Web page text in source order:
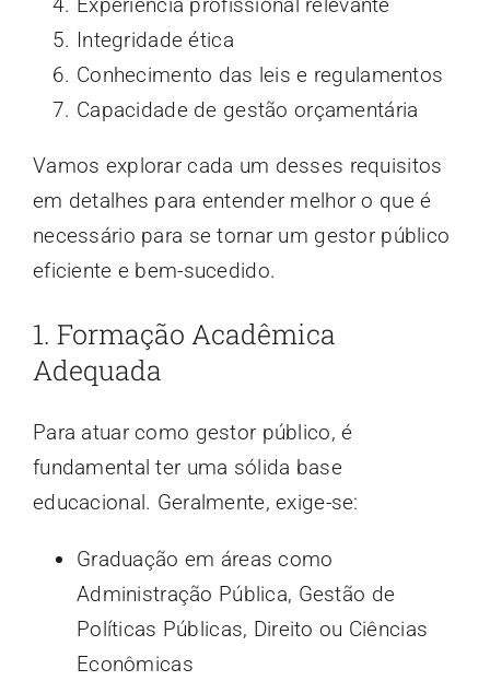
Integridade ética
Conhecimento das leis e regulamentos
Capacidade de gestão orçamentária
Vamos explorar cada um desses requisitos
em detalhes para entender melhor o que é
necessário para se tornar um gestor público
eficiente e bem-sucedido.
1. Formação Acadêmica
Adequada
Para atuar como gestor público, é
fundamental ter uma sólida base
educacional. Geralmente, exige-se:
Graduação em áreas como
Administração Pública, Gestão de
Políticas Públicas, Direito ou Ciências
Econômicas